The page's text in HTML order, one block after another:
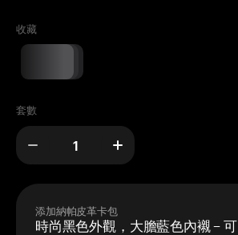
收藏
套數
添加納帕皮革卡包
時尚黑色外觀，大膽藍色內襯 – 可